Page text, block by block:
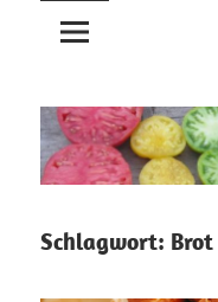
Schlagwort: Brot